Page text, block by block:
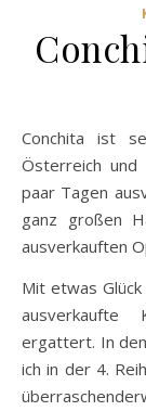
Conchita ist seit ein paar Wochen auf Live Tour in
Österreich und
paar Tagen
ganz großen
ausverkauften
Mit etwas
ausverkaufte
ergattert. In
ich in der 4.